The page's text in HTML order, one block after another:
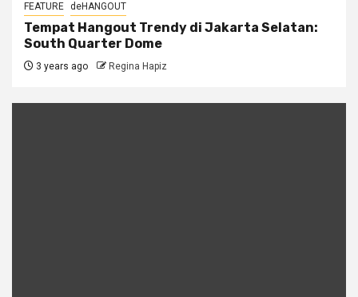
FEATURE deHANGOUT
Tempat Hangout Trendy di Jakarta Selatan:
South Quarter Dome
3 years ago Regina Hapiz